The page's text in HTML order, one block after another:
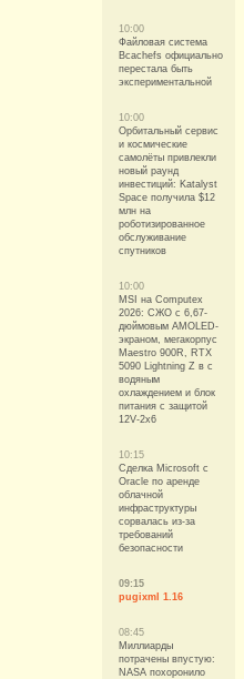
10:00
Файловая система
Bcachefs официально
перестала быть
экспериментальной
10:00
Орбитальный сервис
и космические
самолёты привлекли
новый раунд
инвестиций: Katalyst
Space получила $12
млн на
роботизированное
обслуживание
спутников
10:00
MSI на Computex
2026: СЖО с 6,67-
дюймовым AMOLED-
экраном, мегакорпус
Maestro 900R, RTX
5090 Lightning Z в с
водяным
охлаждением и блок
питания с защитой
12V-2x6
10:15
Сделка Microsoft с
Oracle по аренде
облачной
инфраструктуры
сорвалась из-за
требований
безопасности
09:15
pugixml 1.16
08:45
Миллиарды
потрачены впустую:
NASA похоронило